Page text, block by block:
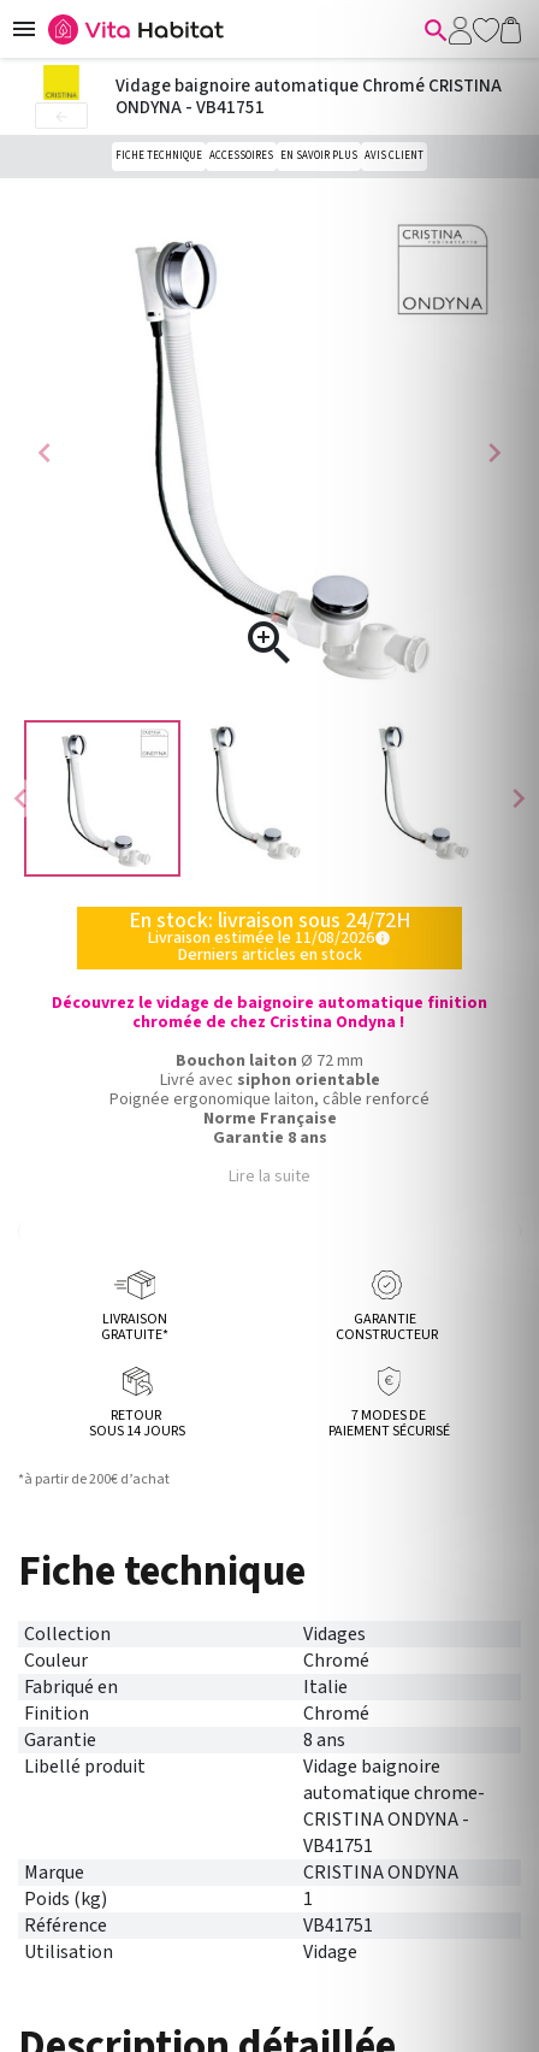
 
chevron_left chevron_right
chevron_left

chevron_right
Vidage baignoire automatique Chromé CRISTINA
ONDYNA - VB41751
FICHE TECHNIQUE ACCESSOIRES EN SAVOIR PLUS AVIS CLIENT
En stock: livraison sous 24/72H
Livraison estimée le 11/08/2026info
Derniers articles en stock
Découvrez le vidage de baignoire automatique finition
chromée de chez Cristina Ondyna !
Bouchon laiton Ø 72 mm
Livré avec siphon orientable
Poignée ergonomique laiton, câble renforcé
Norme Française
Garantie 8 ans
Lire la suite
LIVRAISON
GRATUITE*
GARANTIE
CONSTRUCTEUR
RETOUR
SOUS 14 JOURS
7 MODES DE
PAIEMENT SÉCURISÉ
*à partir de 200€ d’achat
Fiche technique
Collection
Vidages
Couleur
Chromé
Fabriqué en
Italie
Finition
Chromé
Garantie
8 ans
Libellé produit
Vidage baignoire
automatique chrome-
CRISTINA ONDYNA -
VB41751
Marque
CRISTINA ONDYNA
Poids (kg)
1
Référence
VB41751
Utilisation
Vidage